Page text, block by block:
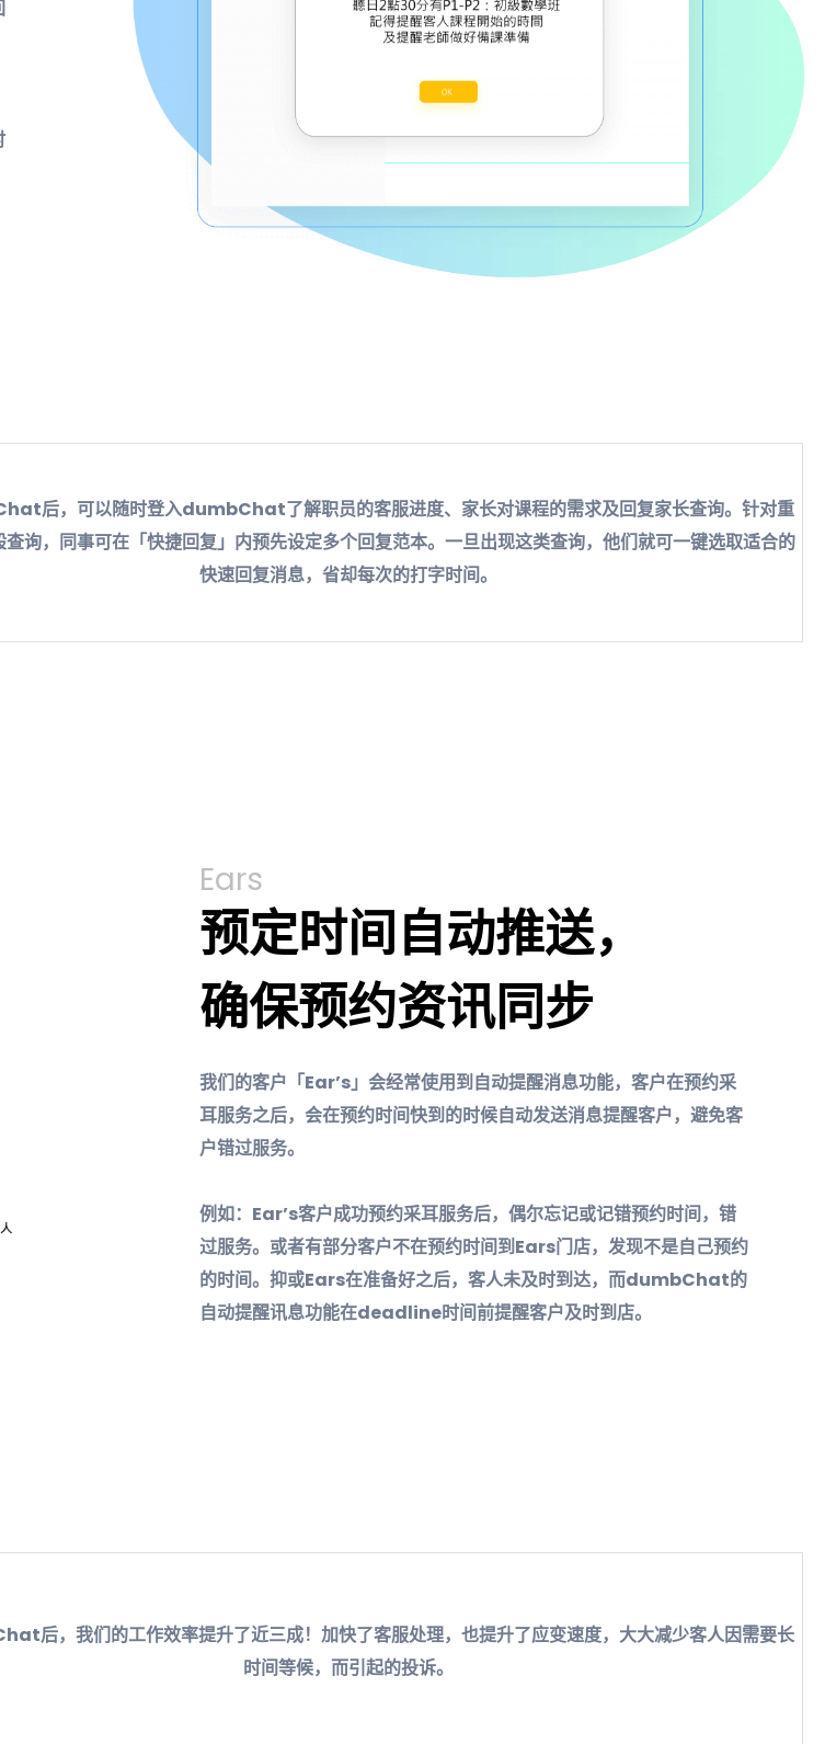
后，可以随时登入dumbChat了解职员的客服进度、家长对课程的需求及回复家长查询。针对重
查询，同事可在「快捷回复」内预先设定多个回复范本。一旦出现这类查询，他们就可一键选取适合的
快速回复消息，省却每次的打字时间。
Ears
预定时间自动推送，
确保预约资讯同步
我们的客户「Ear’s」会经常使用到自动提醒消息功能，客户在预约采
耳服务之后，会在预约时间快到的时候自动发送消息提醒客户，避免客
户错过服务。
例如：Ear’s客户成功预约采耳服务后，偶尔忘记或记错预约时间，错
过服务。或者有部分客户不在预约时间到Ears门店，发现不是自己预约
的时间。抑或Ears在准备好之后，客人未及时到达，而dumbChat的
自动提醒讯息功能在deadline时间前提醒客户及时到店。
后，我们的工作效率提升了近三成！加快了客服处理，也提升了应变速度，大大减少客人因需要长
时间等候，而引起的投诉。